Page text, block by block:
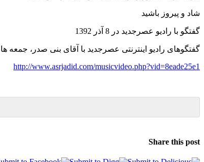
شاد و پیروز باشید
گفتگو با رادیو عصرجدید در 8 آذر 1392
گفتگوهای رادیو اینترنتی عصرجدید با آقای بنی صدر، جمعه
http://www.asrjadid.com/musicvideo.php?vid=8eade25e1
Share this post